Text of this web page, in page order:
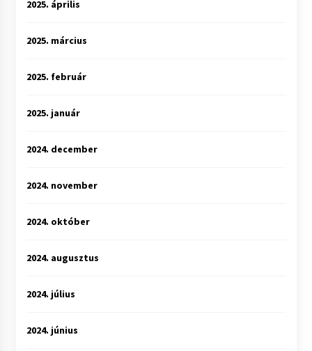
2025. április
2025. március
2025. február
2025. január
2024. december
2024. november
2024. október
2024. augusztus
2024. július
2024. június